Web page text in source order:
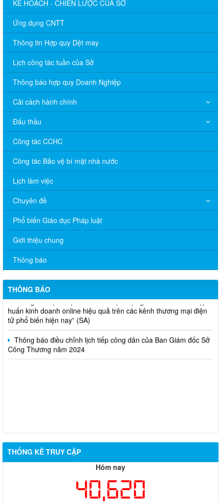
KẾ HOẠCH - CHIẾN LƯỢC CỦA SỞ
Ứng dụng CNTT
Thông tin Hợp quy Dệt may
Lịch công tác tuần của Sở
Thông báo hợp quy Doanh Nghiệp
Cải cách hành chính
Đấu thầu
Công tác CCHC
Công tác Bảo vệ bí mật nhà nước
Lịch làm việc
Chuyên đề
Phổ biến Giáo dục Pháp luật
Giới thiệu chung
Thông báo
THÔNG BÁO
và hoạt động mua bán khí trên địa bàn tỉnh năm 2025 (nhắc lần
2).
Thông báo bán thanh lý tài sản công theo hình thức chỉ định
Thông báo lựa chọn nhà thầu thực hiện gói thầu: “tổ chức tập
huấn kinh doanh online hiệu quả trên các kênh thương mại điện
tử phổ biến hiện nay” (SA)
Thông báo điều chỉnh lịch tiếp công dân của Ban Giám đốc Sở
Công Thương năm 2024
THỐNG KÊ TRUY CẬP
Hôm nay
40,620